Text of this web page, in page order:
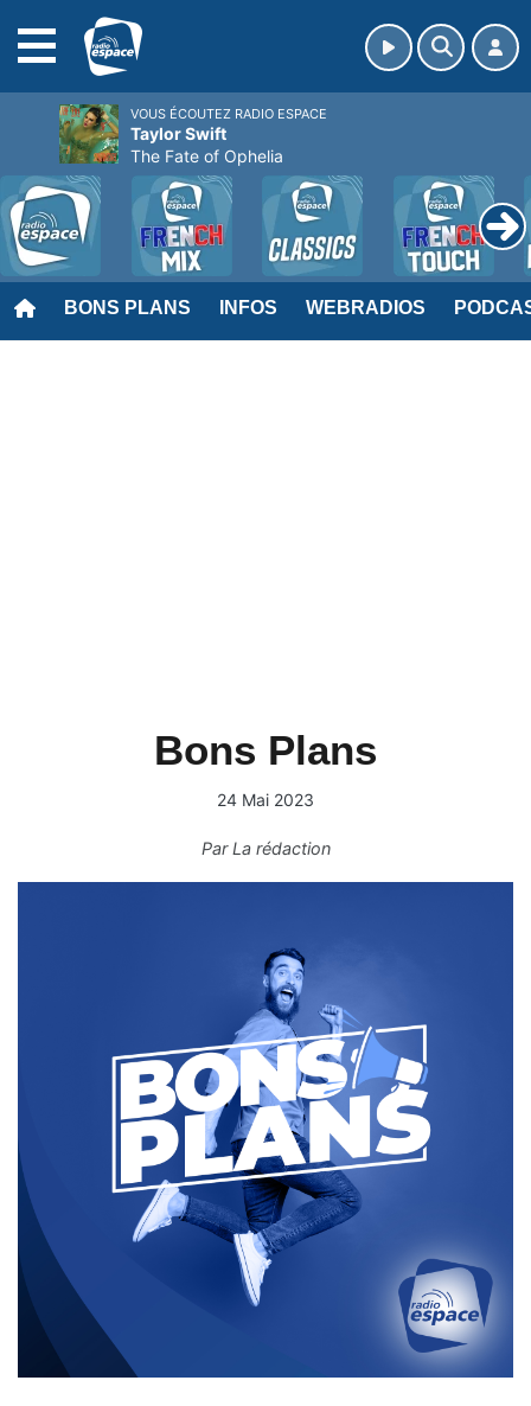
BONS PLANS INFOS WEBRADIOS
Bons Plans
24 Mai 2023
ParLa rédaction
VOUS ÉCOUTEZ RADIO ESPACE
Taylor Swift
The Fate of Ophelia